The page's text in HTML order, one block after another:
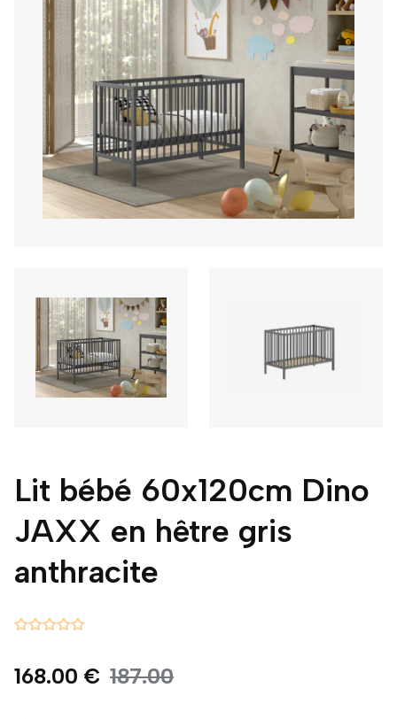
Lit bébé 60x120cm Dino
JAXX en hêtre gris
anthracite
168.00 € 187.00